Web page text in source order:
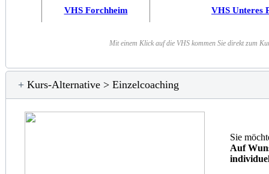
VHS Forchheim VHS Unteres
Mit einem Klick auf die VHS kommen Sie direkt zum
+ Kurs-Alternative > Einzelcoaching
Sie
Auf